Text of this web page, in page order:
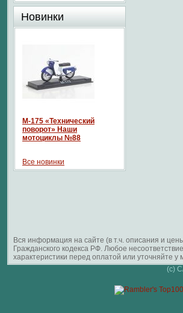
Новинки
М-175 «Технический
поворот» Наши
мотоциклы №88
Все новинки
Вся информация на сайте (в т.ч. описания и
Гражданского кодекса РФ. Любое
характеристики перед оплатой или уточняйте у
(c)